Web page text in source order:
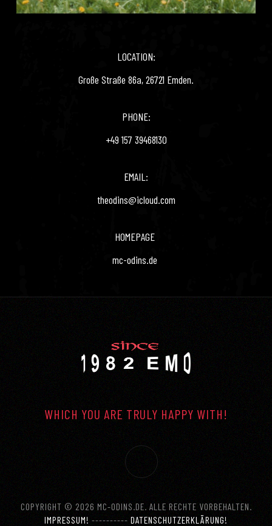
LOCATION:
Große Straße 86a, 26721 Emden.
PHONE:
+49 157 39468130
EMAIL:
theodins@icloud.com
HOMEPAGE
mc-odins.de
WHICH YOU ARE TRULY HAPPY WITH!
COPYRIGHT © 2026 MC-ODINS.DE. ALLE RECHTE VORBEHALTEN.
IMPRESSUM! ---------- DATENSCHUTZERKLÄRUNG!